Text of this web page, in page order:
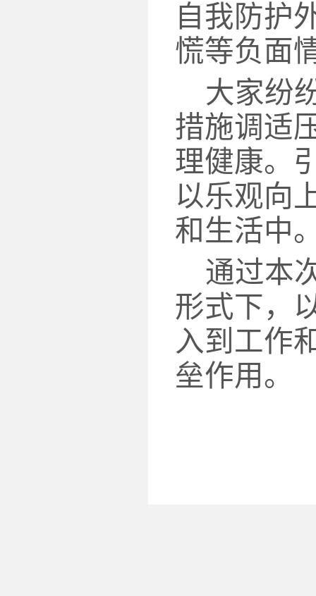
自我防护
慌等负面
大家纷
措施调适
理健康。
以乐观向
和生活中
通过本
形式下，
入到工作
垒作用。